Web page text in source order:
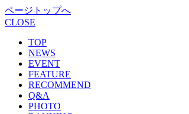
ページトップへ
CLOSE
TOP
NEWS
EVENT
FEATURE
RECOMMEND
Q&A
PHOTO